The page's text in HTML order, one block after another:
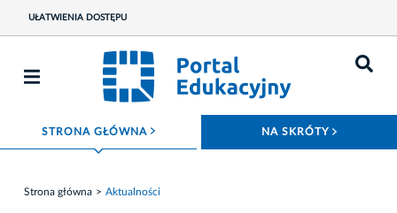
UŁATWIENIA DOSTĘPU
STRONA GŁÓWNA ROZWIŃ MENU NA SKRÓTY
Strona główna Aktualności